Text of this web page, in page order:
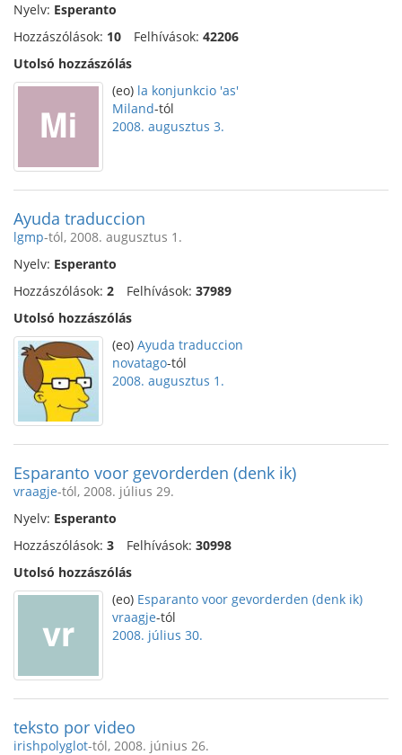
Nyelv: Esperanto
Hozzászólások: 10 Felhívások: 42206
Utolsó hozzászólás
(eo) la konjunkcio 'as'
Miland-tól
2008. augusztus 3.
Ayuda traduccion
lgmp-tól, 2008. augusztus 1.
Nyelv: Esperanto
Hozzászólások: 2 Felhívások: 37989
Utolsó hozzászólás
(eo) Ayuda traduccion
novatago-tól
2008. augusztus 1.
Esparanto voor gevorderden (denk ik)
vraagje-tól, 2008. július 29.
Nyelv: Esperanto
Hozzászólások: 3 Felhívások: 30998
Utolsó hozzászólás
(eo) Esparanto voor gevorderden (denk ik)
vraagje-tól
2008. július 30.
teksto por video
irishpolyglot-tól, 2008. június 26.